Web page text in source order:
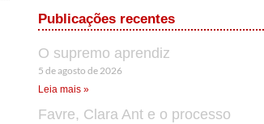
Publicações recentes
O supremo aprendiz
5 de agosto de 2026
Leia mais »
Favre, Clara Ant e o processo